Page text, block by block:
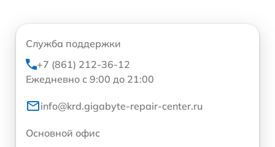
Служба поддержки
+7 (861) 212-36-12
Ежедневно с 9:00 до 21:00
info@krd.gigabyte-repair-center.ru
Основной офис